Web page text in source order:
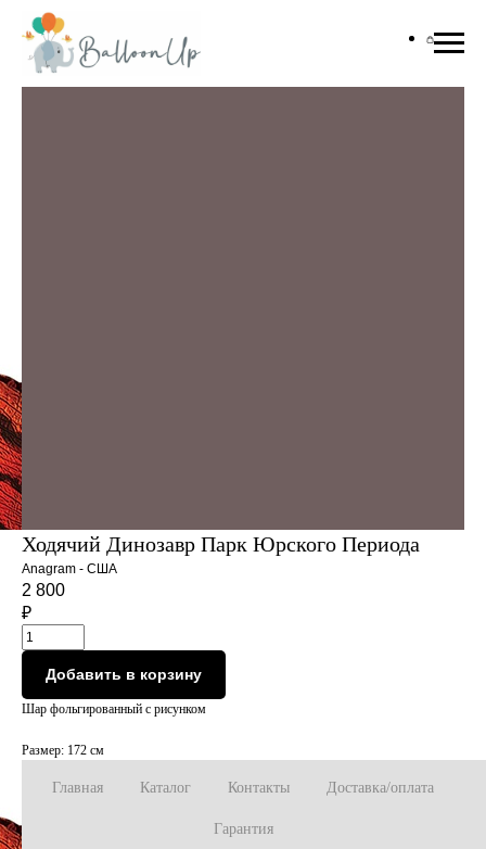
Ходячий Динозавр Парк Юрского Периода
Anagram - США
2 800
₽
Добавить в корзину
Шар фольгированный с рисунком
Размер: 172 см
Главная Каталог Контакты Доставка/оплата
Гарантия